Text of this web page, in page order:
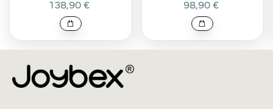
138,90 € 98,90 €